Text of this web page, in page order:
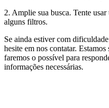
2. Amplie sua busca. Tente
alguns filtros.
Se ainda estiver com
hesite em nos contatar.
faremos o possível para
informações necessárias.